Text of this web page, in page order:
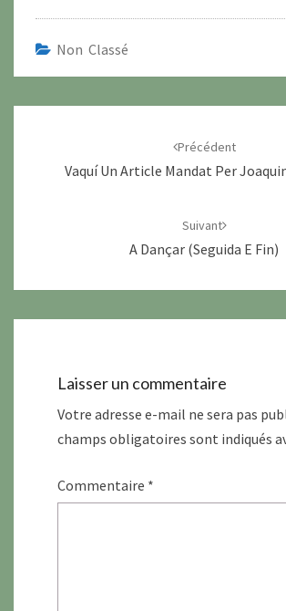
Non Classé
Précédent
Vaquí Un Article Mandat Per
Suivant
A Dançar (seguida E Fin)
Laisser un commentaire
Votre adresse e-mail ne sera pas
champs obligatoires sont indiqués
Commentaire *